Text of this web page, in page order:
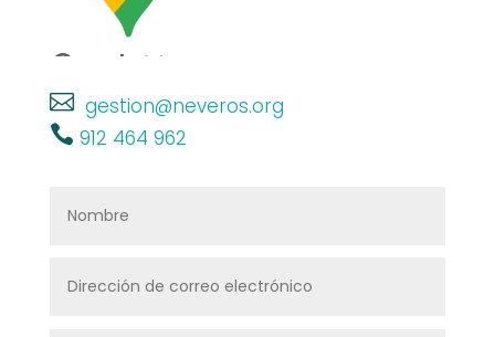
 gestion@neveros.org
 912 464 962